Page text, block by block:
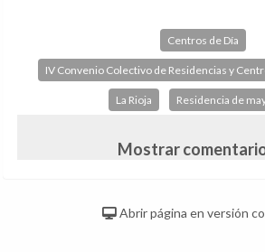
Centros de Día
IV Convenio Colectivo de Residencias y
La Rioja Residencia de
Mostrar
Abrir página en versión